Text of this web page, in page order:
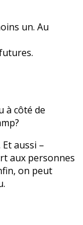
un. Au
à côté de
aussi –
aux personnes
on peut